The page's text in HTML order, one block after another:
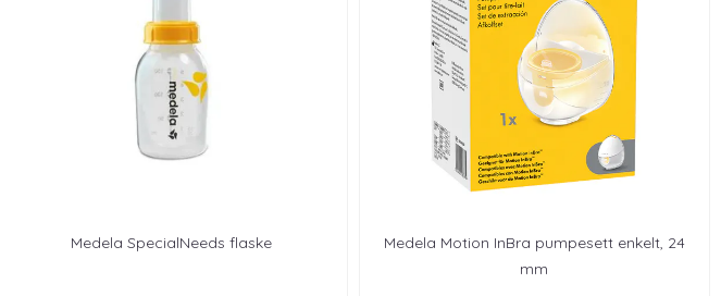
Medela SpecialNeeds flaske
Medela Motion InBra pumpesett enkelt, 24
mm